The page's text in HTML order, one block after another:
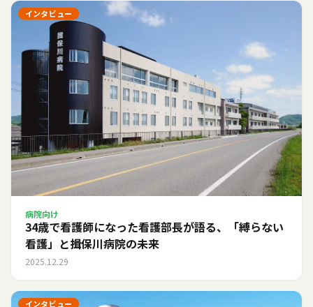
インタビュー
病院向け
34歳で看護師になった看護部長が語る、「縛らない
看護」と揖保川病院の未来
2025.12.29
インタビュー